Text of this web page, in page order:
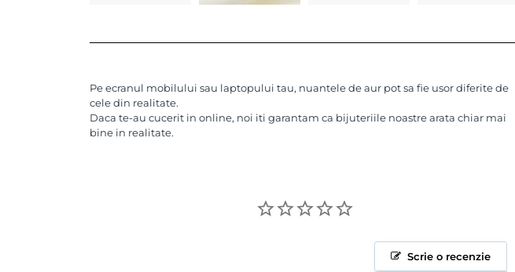
Pe ecranul mobilului sau laptopului tau, nuantele de aur pot sa fie usor diferite de
cele din realitate.
Daca te-au cucerit in online, noi iti garantam ca bijuteriile noastre arata chiar mai
bine in realitate.
Scrie o recenzie